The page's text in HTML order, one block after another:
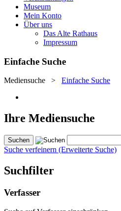
Museum
Mein Konto
Über uns
Das Alte Rathaus
Impressum
Einfache Suche
Mediensuche > Einfache Suche
Ihre Mediensuche
Suche verfeinern (Erweiterte Suche)
Suchfilter
Verfasser